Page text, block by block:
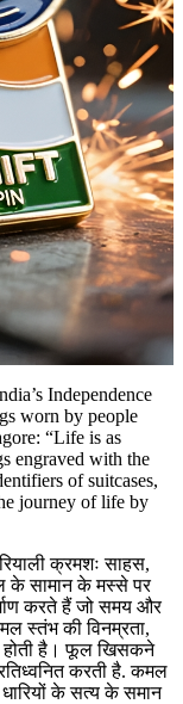
Independence
worn by people
“Life is as
engraved with the
of suitcases,
journey of life by
क्रमशः साहस,
के सामान के मस्से पर
करते हैं जो समय और
स्तंभ की विनम्रता,
होती है। फूल खिसकने
करती है. कमल
के सत्य के समान